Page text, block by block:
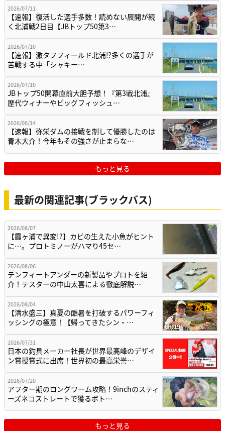
2026/07/11
【速報】復活した選手多数！読めない展開が続
く北浦戦2日目【JBトップ50第3…
2026/07/10
【速報】激タフフィールド北浦⁉多くの選手が
苦戦する中「シャキー…
2026/07/10
JBトップ50開幕直前大胆予想！『第3戦北浦』
歴代ウィナーやビッグフィッシュ…
2026/06/14
【速報】弥栄ダムの接戦を制して優勝したのは
青木大介！今年もその強さが止まらな…
もっと見る
最新の関連記事(ブラックバス)
2026/08/07
【霞ヶ浦で異変!?】カビの生えた小魚がヒント
に…。プロトミノーがハマり45セ…
2026/08/06
テンフィートアンダーの新製品やプロトを紹
介！テスターの中山太喜による徹底解説…
2026/08/04
【清水盛三】真夏の酷暑を打破するパワーフィ
ッシングの極意！【帰ってきたシン・…
2026/07/31
日本の釣具メーカー社長が世界最高峰のデザイ
ン賞授賞式に出席！世界初の最高栄誉…
2026/07/20
アフター期のロングワーム攻略！9inchのスティ
ーズネコストレートで獲るボト…
もっと見る